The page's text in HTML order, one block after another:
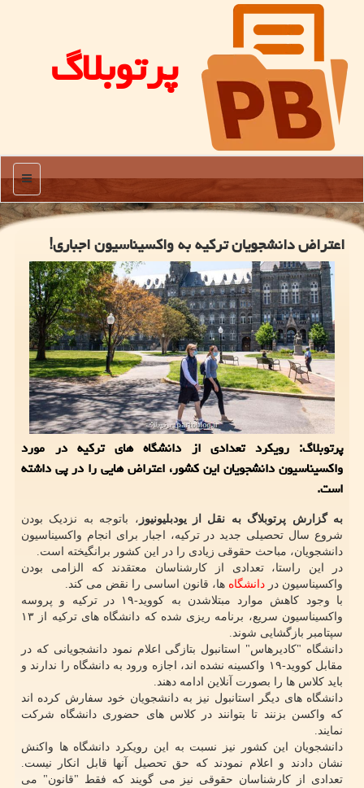
پرتوبلاگ
منو
اعتراض دانشجویان ترکیه به واکسیناسیون اجباری!
پرتوبلاگ: رویکرد تعدادی از دانشگاه های ترکیه در مورد
واکسیناسیون دانشجویان این کشور، اعتراض هایی را در پی داشته
است.
به گزارش پرتوبلاگ به نقل از یودبلیونیوز ، باتوجه به نزدیک بودن
شروع سال تحصیلی جدید در ترکیه، اجبار برای انجام واکسیناسیون
دانشجویان، مباحث حقوقی زیادی را در این کشور برانگیخته است.
در این راستا، تعدادی از کارشناسان معتقدند که الزامی بودن
واکسیناسیون در دانشگاه ها، قانون اساسی را نقض می کند.
با وجود کاهش موارد مبتلاشدن به کووید-۱۹ در ترکیه و پروسه
واکسیناسیون سریع، برنامه ریزی شده که دانشگاه های ترکیه از ۱۳
سپتامبر بازگشایی شوند.
دانشگاه "کادیرهاس" استانبول بتازگی اعلام نمود دانشجویانی که در
مقابل کووید-۱۹ واکسینه نشده اند، اجازه ورود به دانشگاه را ندارند و
باید کلاس ها را بصورت آنلاین ادامه دهند.
دانشگاه های دیگر استانبول نیز به دانشجویان خود سفارش کرده اند
که واکسن بزنند تا بتوانند در کلاس های حضوری دانشگاه شرکت
نمایند.
دانشجویان این کشور نیز نسبت به این رویکرد دانشگاه ها واکنش
نشان دادند و اعلام نمودند که حق تحصیل آنها قابل انکار نیست.
تعدادی از کارشناسان حقوقی نیز می گویند که فقط "قانون" می